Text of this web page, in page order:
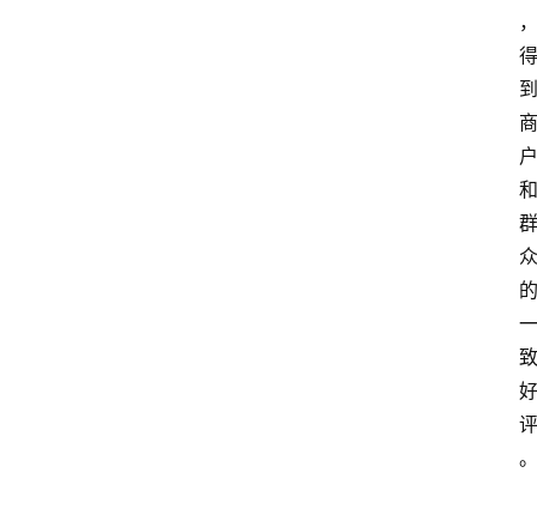
，
得
到
商
户
和
群
众
的
一
致
好
评
。